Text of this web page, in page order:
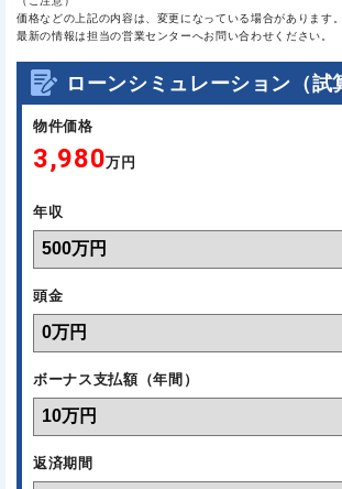
価格などの上記の内容は、変更になっている場合があります。
最新の情報は担当の営業センターへお問い合わせください。
ローンシミュレーション（試
物件価格
3,980万円
年収
頭金
ボーナス支払額（年間）
返済期間